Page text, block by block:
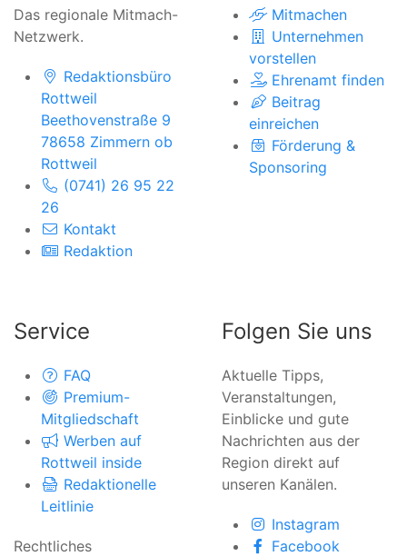
Das regionale Mitmach-
Netzwerk.
Redaktionsbüro
Rottweil
Beethovenstraße 9
78658 Zimmern ob
Rottweil
(0741) 26 95 22
26
Kontakt
Redaktion
Mitmachen
Unternehmen
vorstellen
Ehrenamt finden
Beitrag
einreichen
Förderung &
Sponsoring
Service
FAQ
Premium-
Mitgliedschaft
Werben auf
Rottweil inside
Redaktionelle
Leitlinie
Rechtliches
Folgen Sie uns
Aktuelle Tipps,
Veranstaltungen,
Einblicke und gute
Nachrichten aus der
Region direkt auf
unseren Kanälen.
Instagram
Facebook